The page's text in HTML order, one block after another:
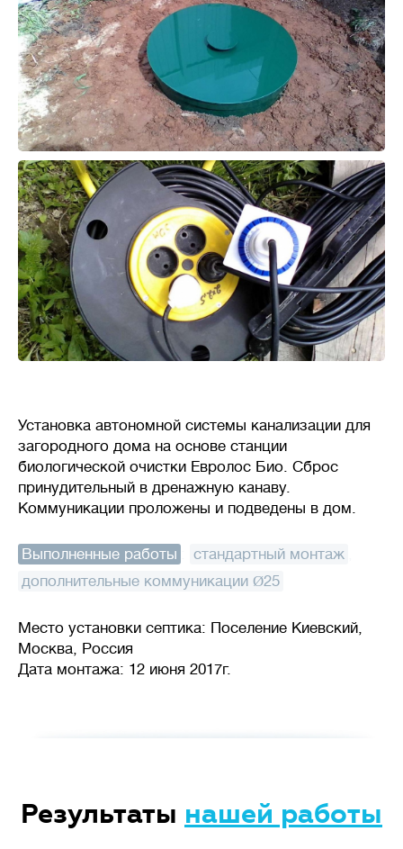
Установка автономной системы канализации для
загородного дома на основе станции
биологической очистки Евролос Био. Сброс
принудительный в дренажную канаву.
Коммуникации проложены и подведены в дом.
Выполненные работы стандартный монтаж
дополнительные коммуникации Ø25
Место установки септика: Поселение Киевский,
Москва, Россия
Дата монтажа: 12 июня 2017г.
Результаты нашей работы